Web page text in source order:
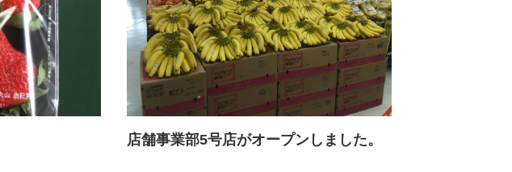
店舗事業部5号店がオープンしました。